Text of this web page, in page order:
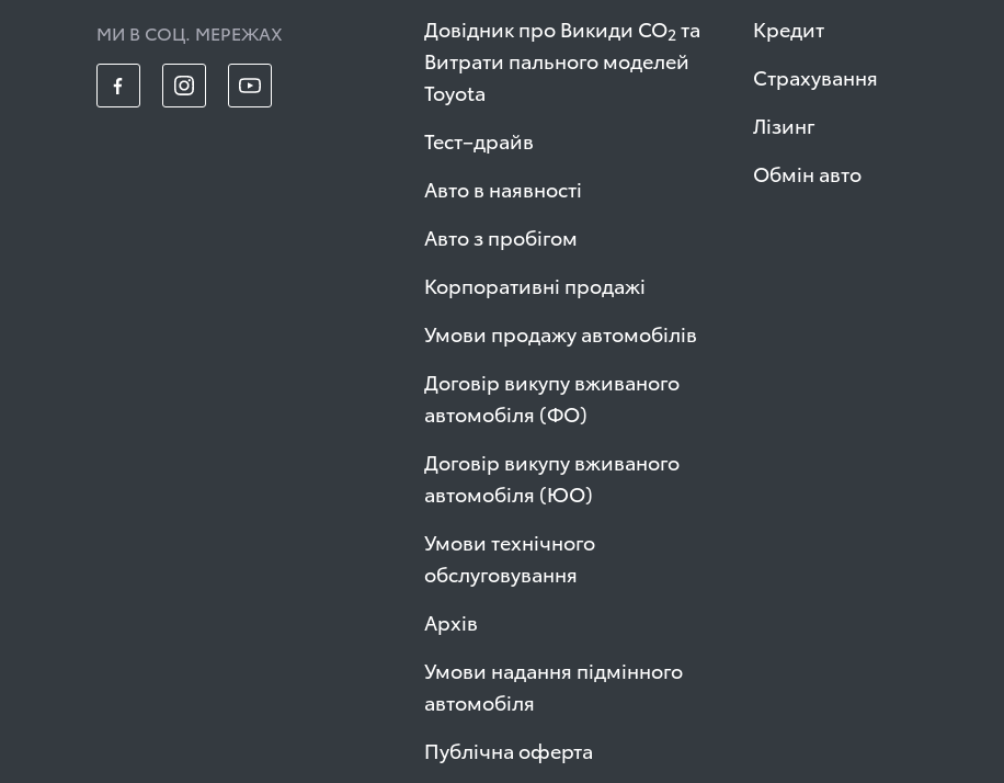
МИ В СОЦ. МЕРЕЖАХ Довідник про Викиди СО2 та
Витрати пального моделей
Toyota
Тест–драйв
Авто в наявності
Авто з пробігом
Корпоративні продажі
Умови продажу автомобілів
Договір викупу вживаного
автомобіля (ФО)
Договір викупу вживаного
автомобіля (ЮО)
Умови технічного
обслуговування
Архів
Умови надання підмінного
автомобіля
Публічна оферта
Кредит
Страхування
Лізинг
Обмін авто